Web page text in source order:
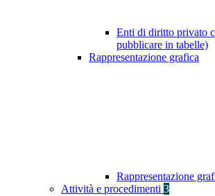
Enti di diritto privato
pubblicare in tabelle)
Rappresentazione grafica
Rappresentazione
Attività e procedimenti 3